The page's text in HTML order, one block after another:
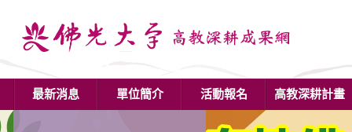
最新消息 單位簡介 活動報名 高教深耕計畫